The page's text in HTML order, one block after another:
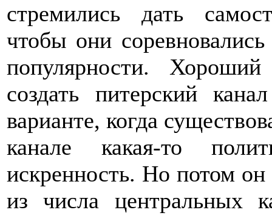
стремились дать
чтобы они
популярности.
создать питерский
варианте, когда
канале какая-то
искренность. Но потом он
из числа центральных